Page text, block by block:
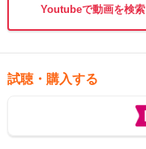
Youtubeで動画を検索
試聴・購入する